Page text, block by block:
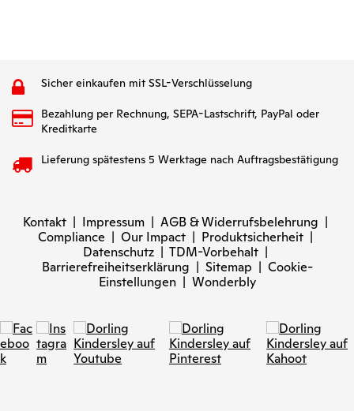
Sicher einkaufen mit SSL-Verschlüsselung
Bezahlung per Rechnung, SEPA-Lastschrift, PayPal oder
Kreditkarte
Lieferung spätestens 5 Werktage nach Auftragsbestätigung
Kontakt | Impressum | AGB & Widerrufsbelehrung |
Compliance | Our Impact | Produktsicherheit |
Datenschutz | TDM-Vorbehalt |
Barrierefreiheitserklärung | Sitemap | Cookie-
Einstellungen| Wonderbly